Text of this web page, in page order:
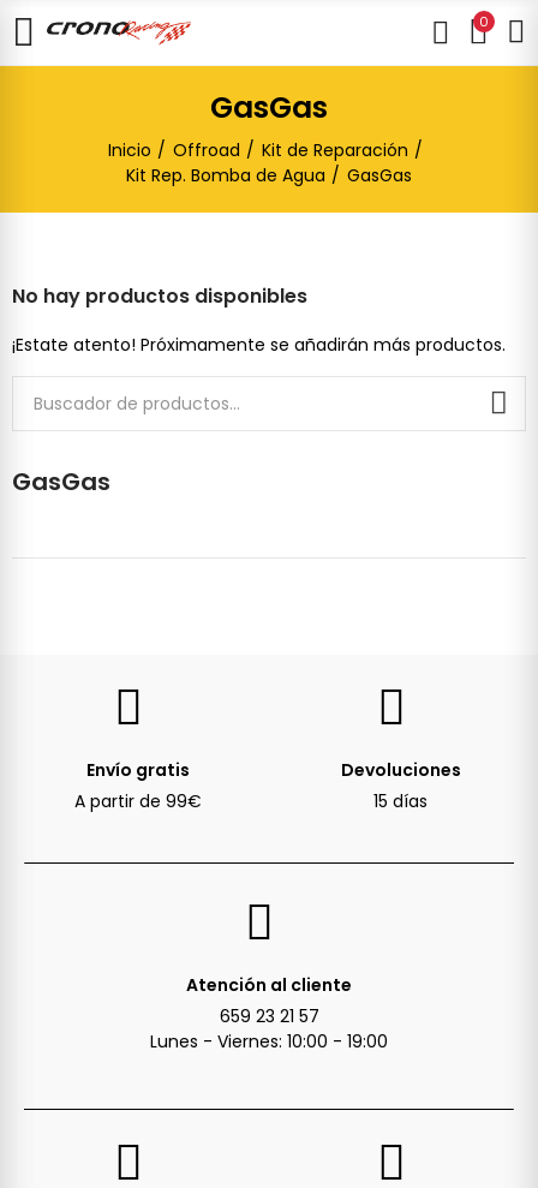
0
GasGas
Inicio Offroad
Kit de Reparación
Kit Rep. Bomba de Agua
GasGas
No hay productos disponibles
¡Estate atento! Próximamente se añadirán más productos.
GasGas
Envío gratis
A partir de 99€
Devoluciones
15 días
Atención al cliente
659 23 21 57
Lunes - Viernes: 10:00 - 19:00